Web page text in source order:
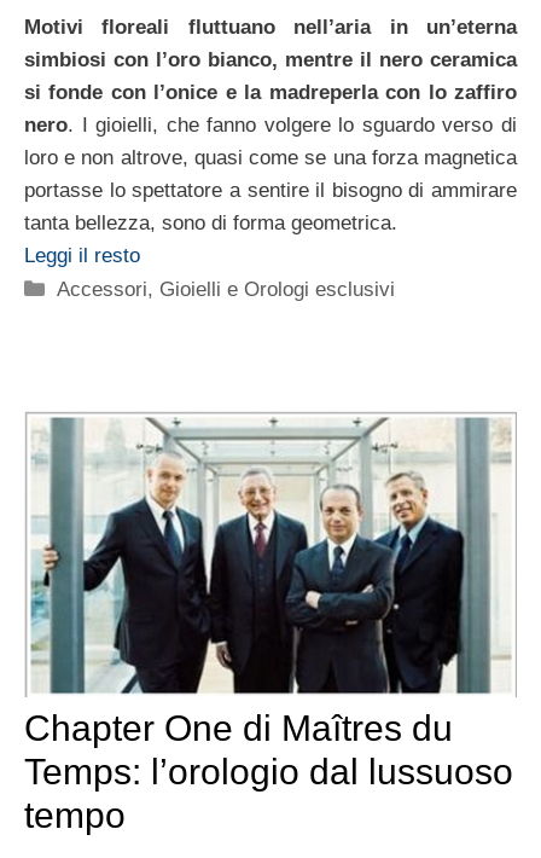
Motivi floreali fluttuano nell’aria in un’eterna
simbiosi con l’oro bianco, mentre il nero ceramica
si fonde con l’onice e la madreperla con lo zaffiro
nero. I gioielli, che fanno volgere lo sguardo verso di
loro e non altrove, quasi come se una forza magnetica
portasse lo spettatore a sentire il bisogno di ammirare
tanta bellezza, sono di forma geometrica.
Leggi il resto
Categorie
Accessori, Gioielli e Orologi esclusivi
Chapter One di Maîtres du
Temps: l’orologio dal lussuoso
tempo